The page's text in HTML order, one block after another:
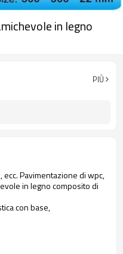
in legno
PIÙ
Pavimentazione di wpc,
in legno composito di
con base,